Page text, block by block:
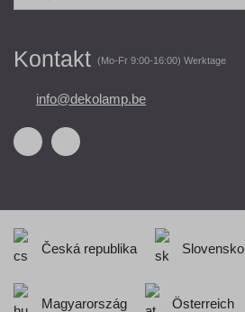
Kontakt (Mo-Fr 9:00-16:00) Werktage
info@dekolamp.be
Česká republika Slovensko
Magyarország Österreich